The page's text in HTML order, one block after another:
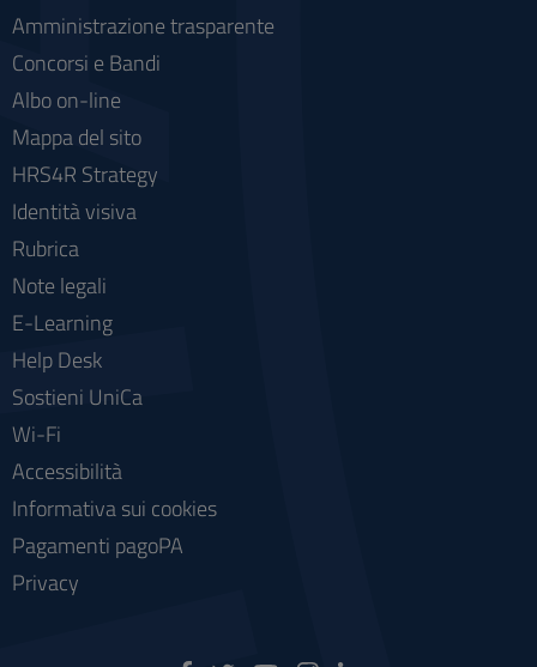
Amministrazione trasparente
Concorsi e Bandi
Albo on-line
Mappa del sito
HRS4R Strategy
Identità visiva
Rubrica
Note legali
E-Learning
Help Desk
Sostieni UniCa
Wi-Fi
Accessibilità
Informativa sui cookies
Pagamenti pagoPA
Privacy